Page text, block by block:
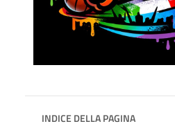
INDICE DELLA PAGINA